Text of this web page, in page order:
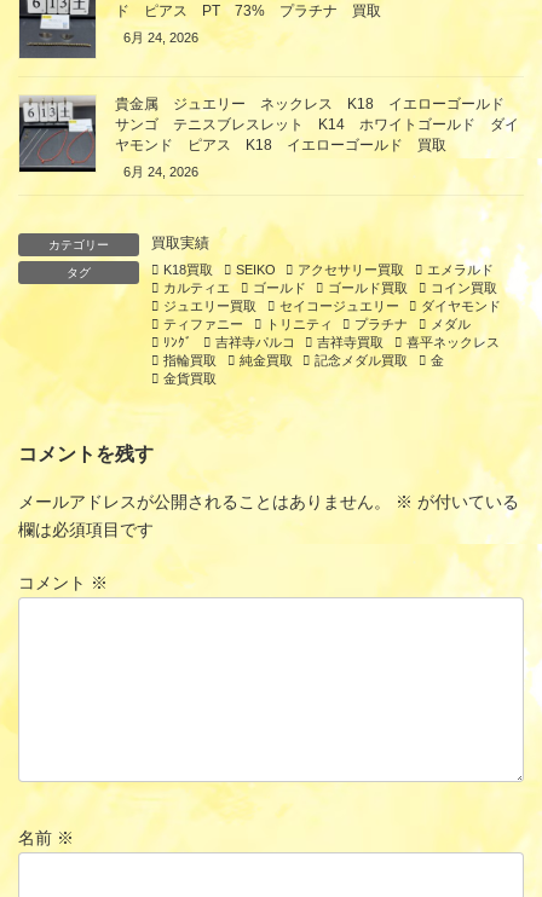
ド ピアス PT 73% プラチナ 買取
6月 24, 2026
貴金属 ジュエリー ネックレス K18 イエローゴールド
サンゴ テニスブレスレット K14 ホワイトゴールド ダイ
ヤモンド ピアス K18 イエローゴールド 買取
6月 24, 2026
カテゴリー 買取実績
タグ K18買取 SEIKO アクセサリー買取
エメラルド
カルティエ
ゴールド ゴールド買取
コイン買取
ジュエリー買取
セイコージュエリー
ダイヤモンド
ティファニー
トリニティ プラチナ
メダル
ﾘﾝｸﾞ
吉祥寺パルコ 吉祥寺買取
喜平ネックレス
指輪買取
純金買取 記念メダル買取
金
金貨買取
コメントを残す
メールアドレスが公開されることはありません。 ※ が付いている
欄は必須項目です
コメント ※
名前 ※